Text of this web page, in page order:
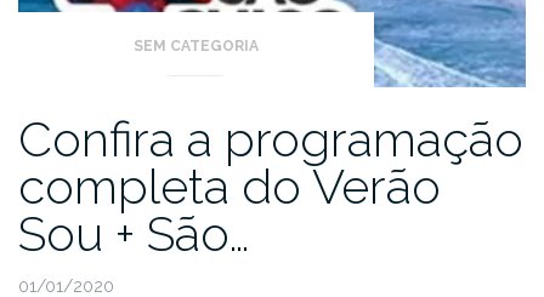
SEM CATEGORIA
Confira a programação
completa do Verão
Sou + São…
01/01/2020